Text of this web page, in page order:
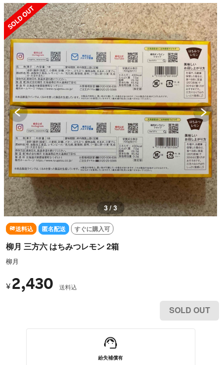
SOLD OUT
1 / 3
送料込 匿名配送 すぐに購入可
柳月 三方六 はちみつレモン 2箱
柳月
¥ 2,430 送料込
SOLD OUT
紛失補償有